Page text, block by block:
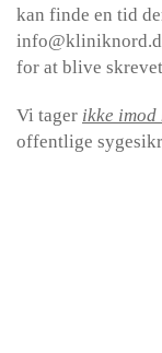
kan finde en tid
for at blive
Vi tager ikke imod
offentlige